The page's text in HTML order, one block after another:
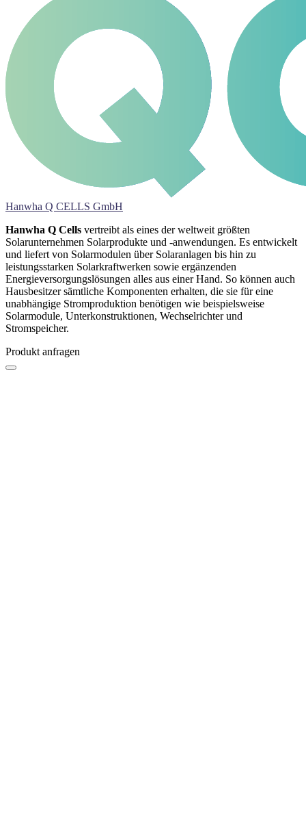
Hanwha Q CELLS GmbH
Hanwha Q Cells vertreibt als eines der weltweit größten
Solarunternehmen Solarprodukte und -anwendungen. Es entwickelt
und liefert von Solarmodulen über Solaranlagen bis hin zu
leistungsstarken Solarkraftwerken sowie ergänzenden
Energieversorgungs­lösungen alles aus einer Hand. So können auch
Hausbesitzer sämtliche Komponenten erhalten, die sie für eine
unabhängige Stromproduktion benötigen wie beispielsweise
Solarmodule, Unterkonstruktionen, Wechselrichter und
Stromspeicher.
Produkt anfragen